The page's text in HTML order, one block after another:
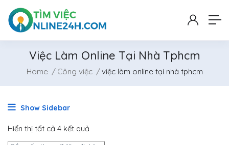
Việc Làm Online Tại Nhà Tphcm
Home Công việc việc làm online tại nhà tphcm
Show Sidebar
Hiển thị tất cả 4 kết quả